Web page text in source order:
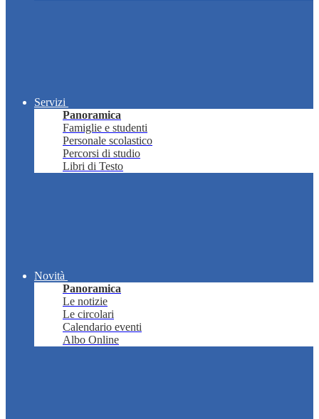
Servizi
Panoramica
Famiglie e studenti
Personale scolastico
Percorsi di studio
Libri di Testo
Novità
Panoramica
Le notizie
Le circolari
Calendario eventi
Albo Online